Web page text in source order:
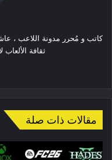
كاتب و مُحرر مدونة اللاعب ،
ثقافة
مقالات ذات صلة